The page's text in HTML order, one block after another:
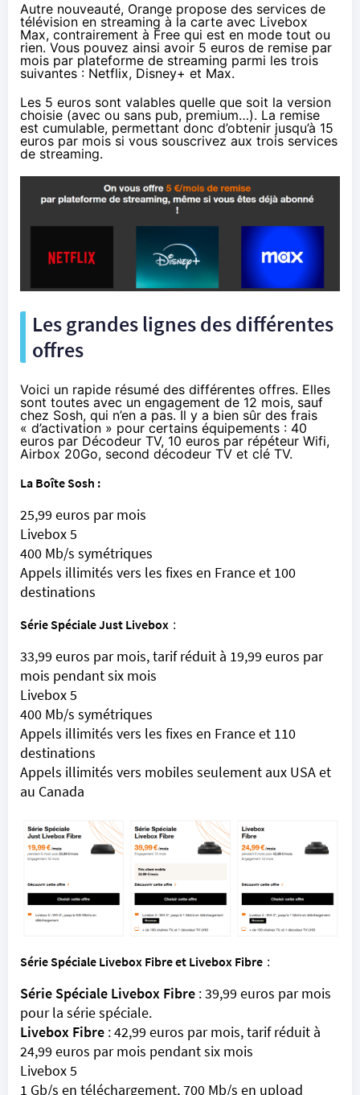
Autre nouveauté, Orange propose des services de
télévision en streaming à la carte avec Livebox
Max, contrairement à Free qui est en mode tout ou
rien. Vous pouvez ainsi avoir 5 euros de remise par
mois par plateforme de streaming parmi les trois
suivantes : Netflix, Disney+ et Max.
Les 5 euros sont valables quelle que soit la version
choisie (avec ou sans pub, premium…). La remise
est cumulable, permettant donc d’obtenir jusqu’à 15
euros par mois si vous souscrivez aux trois services
de streaming.
Les grandes lignes des différentes
offres
Voici un rapide résumé des différentes offres. Elles
sont toutes avec un engagement de 12 mois, sauf
chez Sosh, qui n’en a pas. Il y a bien sûr des frais
« d’activation » pour certains équipements : 40
euros par Décodeur TV, 10 euros par répéteur Wifi,
Airbox 20Go, second décodeur TV et clé TV.
La Boîte Sosh :
25,99 euros par mois
Livebox 5
400 Mb/s symétriques
Appels illimités vers les fixes en France et 100
destinations
Série Spéciale Just Livebox :
33,99 euros par mois, tarif réduit à 19,99 euros par
mois pendant six mois
Livebox 5
400 Mb/s symétriques
Appels illimités vers les fixes en France et 110
destinations
Appels illimités vers mobiles seulement aux USA et
au Canada
Série Spéciale Livebox Fibre et Livebox Fibre :
Série Spéciale Livebox Fibre : 39,99 euros par mois
pour la série spéciale.
Livebox Fibre : 42,99 euros par mois, tarif réduit à
24,99 euros par mois pendant six mois
Livebox 5
1 Gb/s en téléchargement, 700 Mb/s en upload